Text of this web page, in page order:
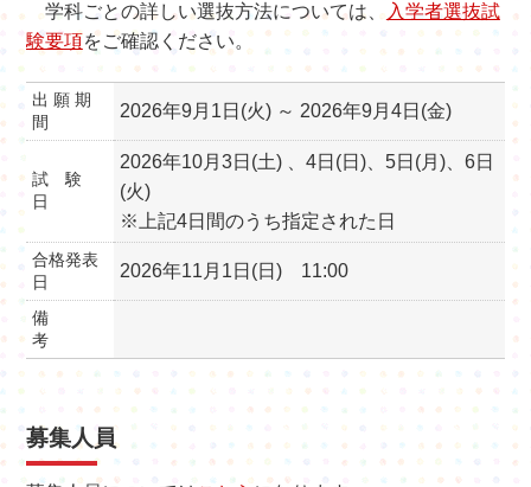
学科ごとの詳しい選抜方法については、
入学者選抜試
験要項をご確認ください。
出 願 期
間
2026年9月1日(火) ～ 2026年9月4日(金)
試 験
日
2026年10月3日(土) 、4日(日)、5日(月)、6日
(火)
※上記4日間のうち指定された日
合格発表
日
2026年11月1日(日) 11:00
備
考
募集人員